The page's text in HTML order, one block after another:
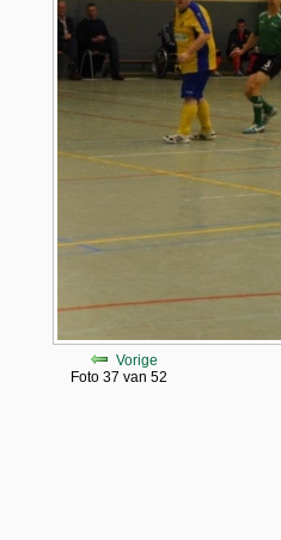
Vorige
Foto 37 van 52